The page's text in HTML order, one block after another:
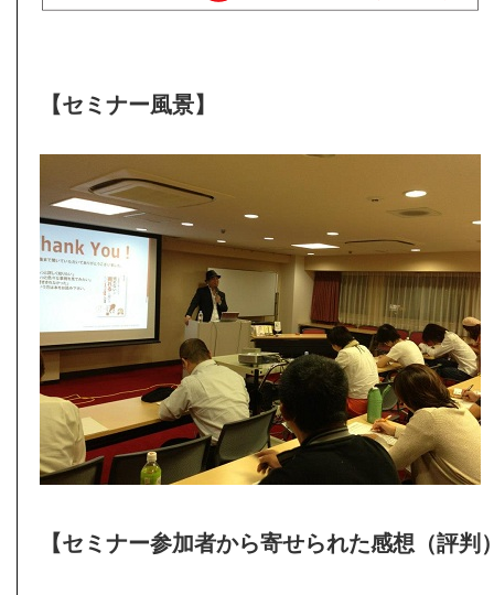
【セミナー風景】
【セミナー参加者から寄せられた感想（評判